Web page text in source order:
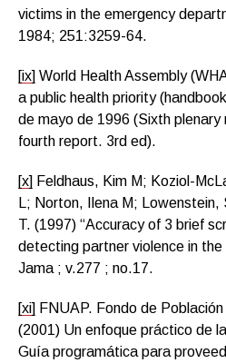
victims in the emergency
1984; 251:3259-64.
[ix] World Health Assembly
a public health priority
de mayo de 1996 (Sixth
fourth report. 3rd ed).
[x] Feldhaus, Kim M; Koziol-
L; Norton, Ilena M;
T. (1997) “Accuracy of 3 brief
detecting partner violence in
Jama ; v.277 ; no.17.
[xi] FNUAP. Fondo de
(2001) Un enfoque práctico de
Guía programática para